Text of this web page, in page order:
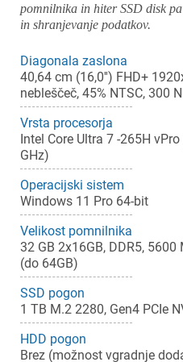
pomnilnika in hiter SSD disk
in shranjevanje podatkov.
Diagonala zaslona
40,64 cm (16,0'') FHD+
nebleščeč, 45% NTSC, 300
Vrsta procesorja
Intel Core Ultra 7 -265H
GHz)
Operacijski sistem
Windows 11 Pro 64-bit
Velikost pomnilnika
32 GB 2x16GB, DDR5,
(do 64GB)
SSD pogon
1 TB M.2 2280, Gen4 PCIe
HDD pogon
Brez (možnost vgradnje